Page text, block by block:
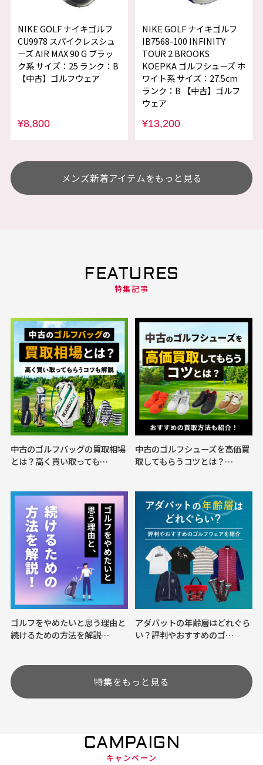
NIKE GOLF ナイキゴルフ
CU9978 スパイクレスシュ
ーズ AIR MAX 90 G ブラッ
ク系 サイズ：25 ランク：B
【中古】ゴルフウェア
¥8,800
NIKE GOLF ナイキゴルフ
IB7568-100 INFINITY
TOUR 2 BROOKS
KOEPKA ゴルフシューズ ホ
ワイト系 サイズ：27.5cm
ランク：B 【中古】ゴルフ
ウェア
¥13,200
メンズ新着アイテムをもっと見る
FEATURES
特集記事
中古のゴルフバッグの買取相場
とは？高く買い取っても…
中古のゴルフシューズを高価買
取してもらうコツとは？…
ゴルフをやめたいと思う理由と
続けるための方法を解説…
アダバットの年齢層はどれぐら
い？評判やおすすめのゴ…
特集をもっと見る
CAMPAIGN
キャンペーン